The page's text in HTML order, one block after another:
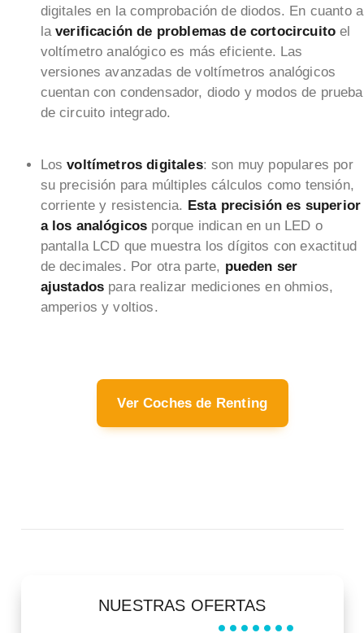
digitales en la comprobación de diodos. En cuanto a
laverificación de problemas de cortocircuito el
voltímetro analógico es más eficiente. Las
versiones avanzadas de voltímetros analógicos
cuentan con condensador, diodo y modos de prueba
de circuito integrado.
Losvoltímetros digitales: son muy populares por
su precisión para múltiples cálculos como tensión,
corriente y resistencia. Esta precisión es superior
a los analógicos porque indican en un LED o
pantalla LCD que muestra los dígitos con exactitud
de decimales. Por otra parte, pueden ser
ajustados para realizar mediciones en ohmios,
amperios y voltios.
Ver Coches de Renting
NUESTRAS OFERTAS